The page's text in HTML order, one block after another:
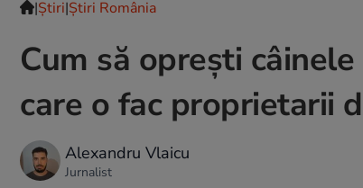
|Ştiri|Știri România
Cum să oprești
care o fac proprietarii
Alexandru Vlaicu
Jurnalist